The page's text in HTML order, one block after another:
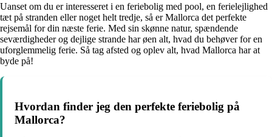
Uanset om du er interesseret i en feriebolig med pool, en ferielejlighed
tæt på stranden eller noget helt tredje, så er Mallorca det perfekte
rejsemål for din næste ferie. Med sin skønne natur, spændende
seværdigheder og dejlige strande har øen alt, hvad du behøver for en
uforglemmelig ferie. Så tag afsted og oplev alt, hvad Mallorca har at
byde på!
Hvordan finder jeg den perfekte feriebolig på
Mallorca?